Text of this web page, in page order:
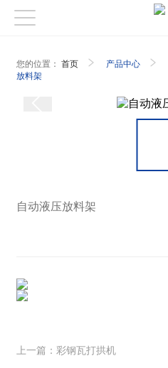
您的位置： 首页 产品中心
放料架
自动液压放料架
上一篇： 彩钢瓦打拱机